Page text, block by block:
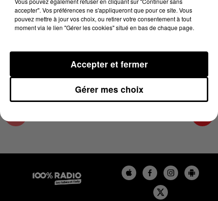
L'AGENDA DES HAUTES-PYRÉNÉES DU
31/08/2025 À 06H42
L'agenda des Hautes-Pyrénées
accepter". Vos préférences ne s'appliqueront que pour ce site. Vous
pouvez mettre à jour vos choix, ou retirer votre consentement à tout
moment via le lien "Gérer les cookies" situé en bas de chaque page.
Gérer mes choix
Accepter et fermer